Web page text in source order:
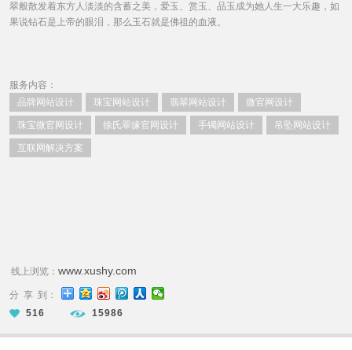
翠般散发着东方人淡淡的含蓄之美，爱玉、赏玉、品玉成为她人生一大乐趣，如
果说钻石是上帝的眼泪，那么玉石就是佛祖的血液。
服务内容：
品牌网站设计
珠宝网站设计 翡翠网站设计 微官网设计
珠宝微官网设计 徐氏翠缘官网设计 手镯网站设计 吊坠网站设计
互联网解决方案
线上浏览： www.xushy.com
分 享 到：
516
15986